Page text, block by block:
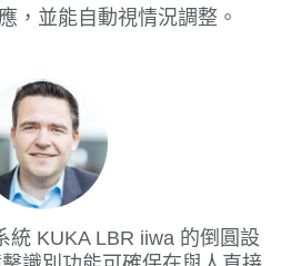
，並能自動視情況調整。
統 KUKA LBR iiwa 的倒圓設